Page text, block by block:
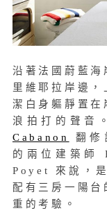
沿著法國蔚藍海
里維耶拉岸邊
潔白身軀靜置在
浪拍打的聲音
Cabanon
翻修
的兩位建築
Poyet 來說，
配有三房一陽台
重的考驗。